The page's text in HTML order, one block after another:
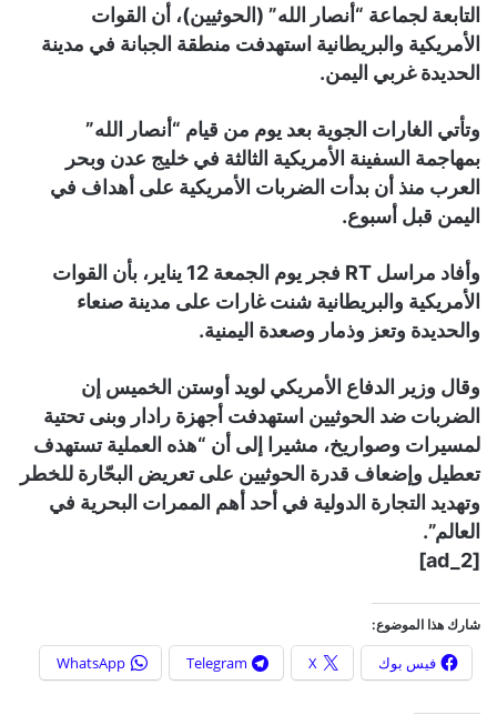
التابعة لجماعة “أنصار الله” (الحوثيين)، أن القوات
الأمريكية والبريطانية استهدفت منطقة الجبانة في مدينة
الحديدة غربي اليمن.
وتأتي الغارات الجوية بعد يوم من قيام “أنصار الله”
بمهاجمة السفينة الأمريكية الثالثة في خليج عدن وبحر
العرب منذ أن بدأت الضربات الأمريكية على أهداف في
اليمن قبل أسبوع.
وأفاد مراسل RT فجر يوم الجمعة 12 يناير، بأن القوات
الأمريكية والبريطانية شنت غارات على مدينة صنعاء
والحديدة وتعز وذمار وصعدة اليمنية.
وقال وزير الدفاع الأمريكي لويد أوستن الخميس إن
الضربات ضد الحوثيين استهدفت أجهزة رادار وبنى تحتية
لمسيرات وصواريخ، مشيرا إلى أن “هذه العملية تستهدف
تعطيل وإضعاف قدرة الحوثيين على تعريض البحّارة للخطر
وتهديد التجارة الدولية في أحد أهم الممرات البحرية في
العالم”.
[ad_2]
شارك هذا الموضوع:
فيس بوك X
Telegram
WhatsApp